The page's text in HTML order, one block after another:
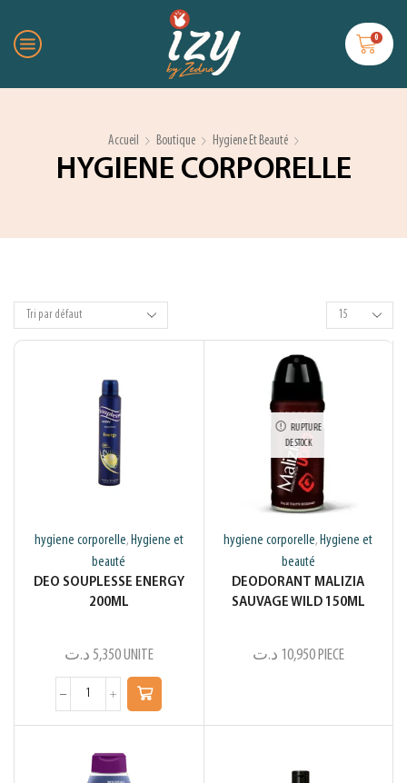
0
Accueil Boutique Hygiene Et Beauté
HYGIENE CORPORELLE
hygiene corporelle, Hygiene et
beauté
DEO SOUPLESSE ENERGY
200ML
5,350 د.ت UNITE
RUPTURE
DE STOCK
hygiene corporelle, Hygiene et
beauté
DEODORANT MALIZIA
SAUVAGE WILD 150ML
10,950 د.ت PIECE